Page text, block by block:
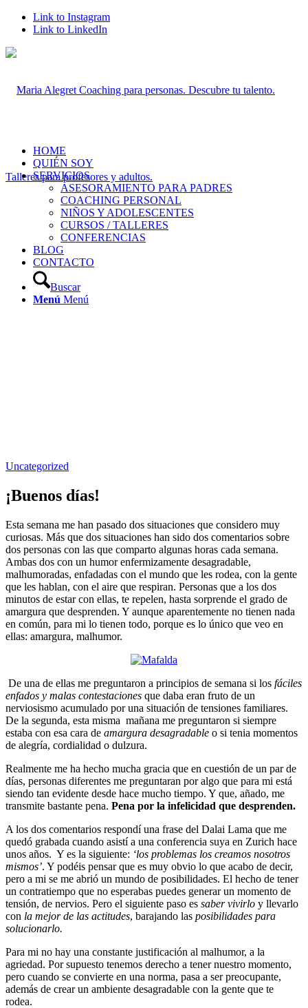
Link to Instagram
Link to LinkedIn
HOME
QUIÉN SOY
SERVICIOS
ASESORAMIENTO PARA PADRES
COACHING PERSONAL
NIÑOS Y ADOLESCENTES
CURSOS / TALLERES
CONFERENCIAS
BLOG
CONTACTO
Buscar
Menú Menú
Uncategorized
¡Buenos días!
Esta semana me han pasado dos situaciones que considero muy
curiosas. Más que dos situaciones han sido dos comentarios sobre
dos personas con las que comparto algunas horas cada semana.
Ambas dos con un humor enfermizamente desagradable,
malhumoradas, enfadadas con el mundo que les rodea, con la gente
que les hablan, con el aire que respiran. Personas que a los dos
minutos de estar con ellas, te repelen, hasta sorprende el grado de
amargura que desprenden. Y aunque aparentemente no tienen nada
en común, para mi lo tienen todo, porque es lo único que veo en
ellas: amargura, malhumor.
De una de ellas me preguntaron a principios de semana si los fáciles
enfados y malas contestaciones que daba eran fruto de un
nerviosismo acumulado por una situación de tensiones familiares.
De la segunda, esta misma mañana me preguntaron si siempre
estaba con esa cara de amargura desagradable o si tenia momentos
de alegría, cordialidad o dulzura.
Realmente me ha hecho mucha gracia que en cuestión de un par de
días, personas diferentes me preguntaran por algo que para mi está
siendo tan evidente desde hace mucho tiempo. Y que, añado, me
transmite bastante pena. Pena por la infelicidad que desprenden.
A los dos comentarios respondí una frase del Dalai Lama que me
quedó grabada cuando asistí a una conferencia suya en Zurich hace
unos años. Y es la siguiente: ‘los problemas los creamos nosotros
mismos’. Y podéis pensar que es muy obvio lo que acabo de decir,
pero a mi se me abrió un mundo de posibilidades. El hecho de tener
un contratiempo que no esperabas puedes generar un momento de
tensión, de nervios. Pero el siguiente paso es saber vivirlo y llevarlo
con la mejor de las actitudes, barajando las posibilidades para
solucionarlo.
Para mi no hay una constante justificación al malhumor, a la
agriedad. Por supuesto tenemos derecho a tener nuestro momento,
pero cuando se convierte en una norma, pasa a ser preocupante,
además de crear un ambiente desagradable con la gente que te
rodea.